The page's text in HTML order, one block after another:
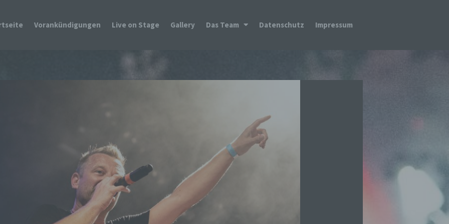
Vorankündigungen Live on Stage Gallery Das Team Datenschutz Impressum